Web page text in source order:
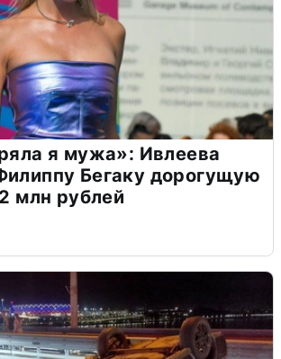
я мужа»: Ивлеева
Бегаку дорогущую
млн рублей